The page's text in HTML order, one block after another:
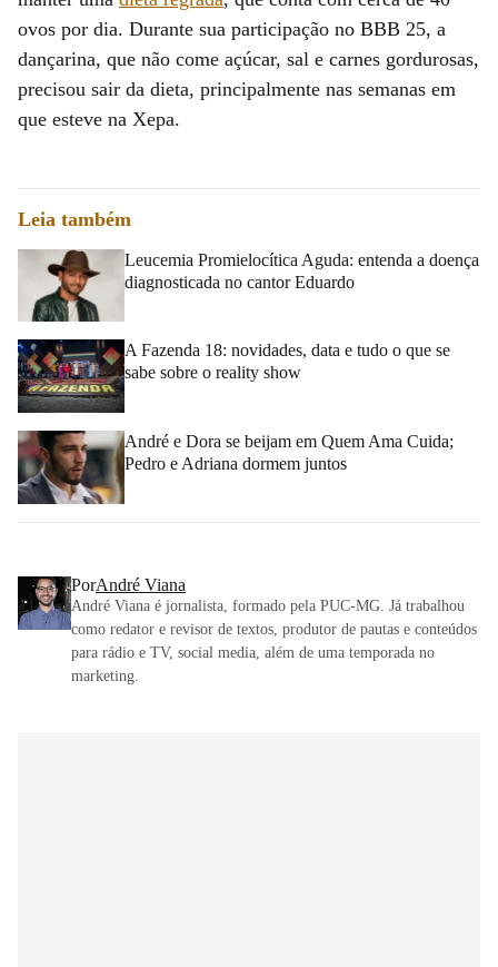
ovos por dia. Durante sua participação no BBB 25, a
dançarina, que não come açúcar, sal e carnes gordurosas,
precisou sair da dieta, principalmente nas semanas em
que esteve na Xepa.
Leia também
Leucemia Promielocítica Aguda: entenda a doença
diagnosticada no cantor Eduardo
A Fazenda 18: novidades, data e tudo o que se
sabe sobre o reality show
André e Dora se beijam em Quem Ama Cuida;
Pedro e Adriana dormem juntos
PorAndré Viana
André Viana é jornalista, formado pela PUC-MG. Já trabalhou
como redator e revisor de textos, produtor de pautas e conteúdos
para rádio e TV, social media, além de uma temporada no
marketing.